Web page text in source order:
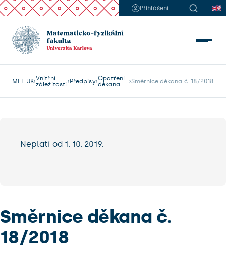
Přihlášení
MFF UK Vnitřní
záležitosti Předpisy Opatření
děkana
Směrnice děkana č. 18/2018
Neplatí od 1. 10. 2019.
Směrnice děkana č.
18/2018